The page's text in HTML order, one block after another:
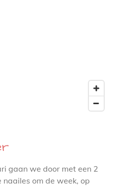
gaan we door met een 2
naailes om de week, op